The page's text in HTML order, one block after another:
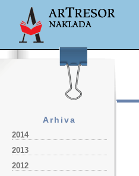
Arhiva
2014
2013
2012